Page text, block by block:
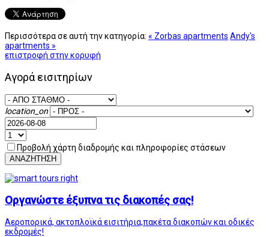
Περισσότερα σε αυτή την κατηγορία: « Zorbas apartments Andy's
apartments »
επιστροφή στην κορυφή
Αγορά εισιτηρίων
location_on
Προβολή χάρτη διαδρομής και πληροφορίες στάσεων
ΑΝΑΖΗΤΗΣΗ
Οργανώστε έξυπνα τις διακοπές σας!
Αεροπορικά, ακτοπλοϊκά εισιτήρια,πακέτα διακοπών και οδικές
εκδρομές!